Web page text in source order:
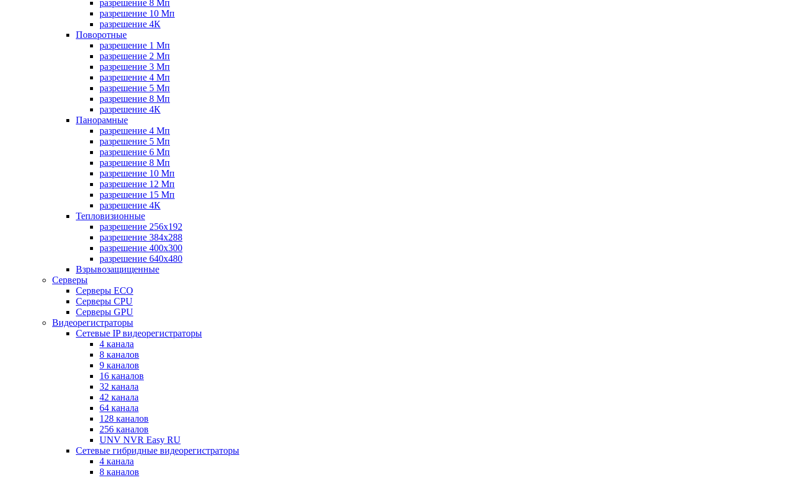
разрешение 8 Мп
разрешение 10 Мп
разрешение 4К
Поворотные
разрешение 1 Мп
разрешение 2 Мп
разрешение 3 Мп
разрешение 4 Мп
разрешение 5 Мп
разрешение 8 Мп
разрешение 4К
Панорамные
разрешение 4 Мп
разрешение 5 Мп
разрешение 6 Мп
разрешение 8 Мп
разрешение 10 Мп
разрешение 12 Мп
разрешение 15 Мп
разрешение 4К
Тепловизионные
разрешение 256x192
разрешение 384х288
разрешение 400x300
разрешение 640х480
Взрывозащищенные
Серверы
Серверы ECO
Серверы CPU
Серверы GPU
Видеорегистраторы
Сетевые IP видеорегистраторы
4 канала
8 каналов
9 каналов
16 каналов
32 канала
42 канала
64 канала
128 каналов
256 каналов
UNV NVR Easy RU
Сетевые гибридные видеорегистраторы
4 канала
8 каналов